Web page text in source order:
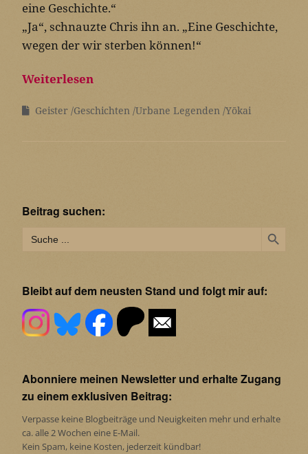
eine Geschichte.“
„Ja“, schnauzte Chris ihn an. „Eine Geschichte,
wegen der wir sterben können!“
Weiterlesen
Geister Geschichten Urbane Legenden Yōkai
Beitrag suchen:
for:
Bleibt auf dem neusten Stand und folgt mir auf:
Abonniere meinen Newsletter und erhalte Zugang
zu einem exklusiven Beitrag:
Verpasse keine Blogbeiträge und Neuigkeiten mehr und erhalte
ca. alle 2 Wochen eine E-Mail.
Kein Spam, keine Kosten, jederzeit kündbar!